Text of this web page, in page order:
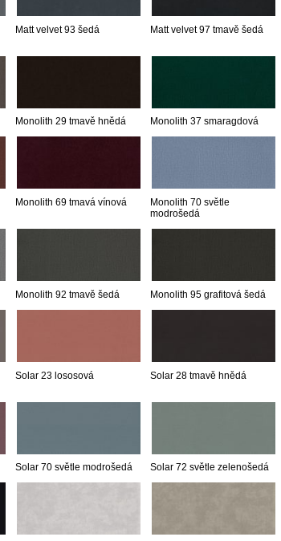
Matt velvet 93 šedá Matt velvet 97 tmavě šedá
Monolith 29 tmavě hnědá Monolith 37 smaragdová
Monolith 69 tmavá vínová
Monolith 70 světle
modrošedá
Monolith 92 tmavě šedá Monolith 95 grafitová šedá
Solar 23 lososová Solar 28 tmavě hnědá
Solar 70 světle modrošedá Solar 72 světle zelenošedá